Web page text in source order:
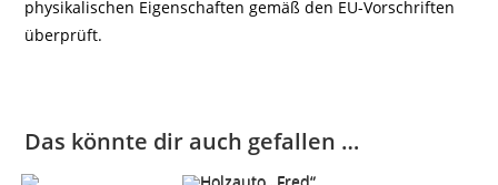
physikalischen Eigenschaften gemäß den EU-Vorschriften
überprüft.
Das könnte dir auch gefallen …